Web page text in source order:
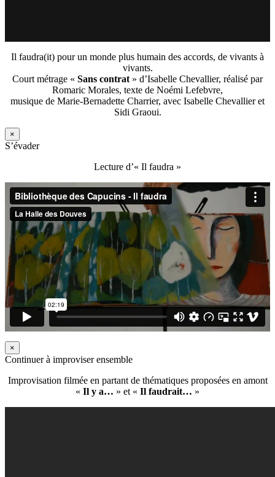
Il faudra(it) pour un monde plus humain des accords, de vivants à
vivants.
Court métrage « Sans contrat » d’Isabelle Chevallier, réalisé par
Romaric Morales, texte de Noémi Lefebvre,
musique de Marie-Bernadette Charrier, avec Isabelle Chevallier et
Sidi Graoui.
×
S’évader
Lecture d’« Il faudra »
×
Continuer à improviser ensemble
Improvisation filmée en partant de thématiques proposées en amont
« Il y a… » et « Il faudrait… »